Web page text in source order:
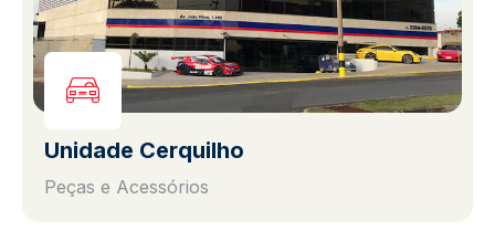
Unidade Cerquilho
Peças e Acessórios